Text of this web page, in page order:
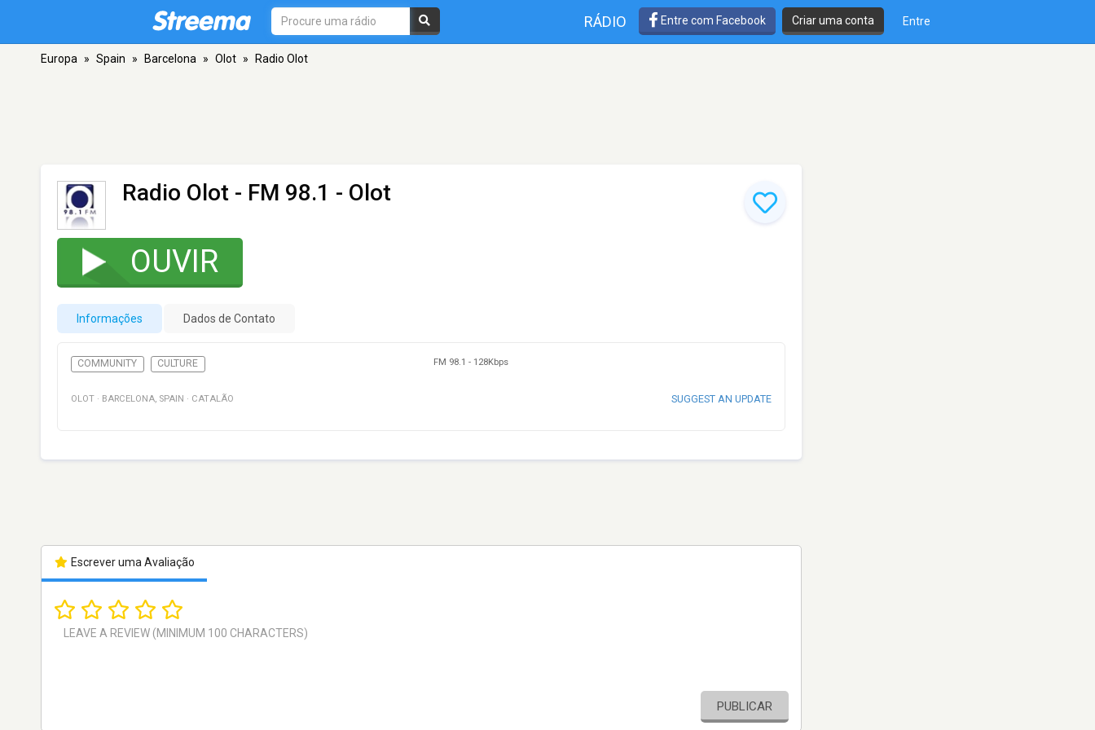
RÁDIO Entre com Facebook Criar uma conta Entre
Europa » Spain » Barcelona » Olot » Radio Olot
Radio Olot - FM 98.1 - Olot
OUVIR
Informações Dados de Contato
COMMUNITY CULTURE FM 98.1 - 128Kbps
OLOT · BARCELONA, SPAIN · CATALÃO SUGGEST AN UPDATE
Escrever uma Avaliação
PUBLICAR